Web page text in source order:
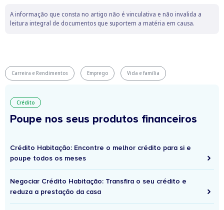
A informação que consta no artigo não é vinculativa e não invalida a
leitura integral de documentos que suportem a matéria em causa.
Carreira e Rendimentos Emprego Vida e família
Crédito
Poupe nos seus produtos financeiros
Crédito Habitação: Encontre o melhor crédito para si e
poupe todos os meses
Negociar Crédito Habitação: Transfira o seu crédito e
reduza a prestação da casa